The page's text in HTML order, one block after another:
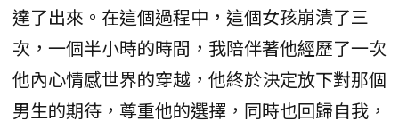
達了出來。在這個過程中，這個女孩崩潰了三
次，一個半小時的時間，我陪伴著他經歷了一次
他內心情感世界的穿越，他終於決定放下對那個
男生的期待，尊重他的選擇，同時也回歸自我，